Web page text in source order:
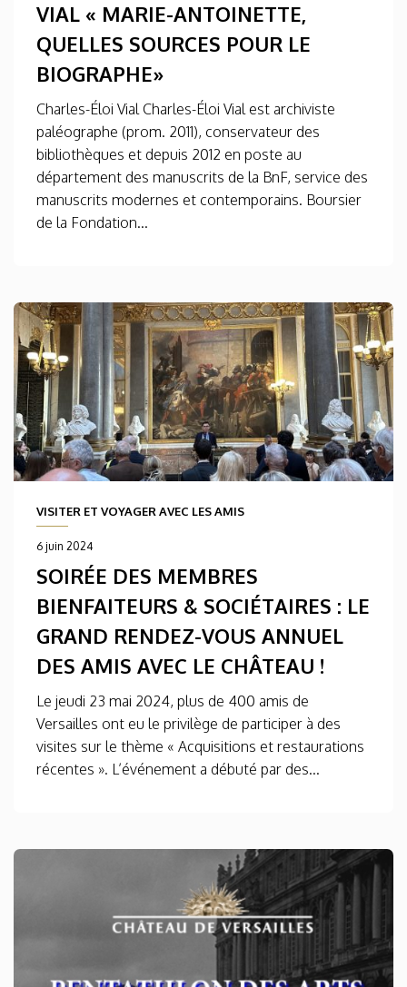
VIAL « MARIE-ANTOINETTE,
QUELLES SOURCES POUR LE
BIOGRAPHE»
Charles-Éloi Vial Charles-Éloi Vial est archiviste
paléographe (prom. 2011), conservateur des
bibliothèques et depuis 2012 en poste au
département des manuscrits de la BnF, service des
manuscrits modernes et contemporains. Boursier
de la Fondation...
VISITER ET VOYAGER AVEC LES AMIS
6 juin 2024
SOIRÉE DES MEMBRES
BIENFAITEURS & SOCIÉTAIRES : LE
GRAND RENDEZ-VOUS ANNUEL
DES AMIS AVEC LE CHÂTEAU !
Le jeudi 23 mai 2024, plus de 400 amis de
Versailles ont eu le privilège de participer à des
visites sur le thème « Acquisitions et restaurations
récentes ». L’événement a débuté par des...